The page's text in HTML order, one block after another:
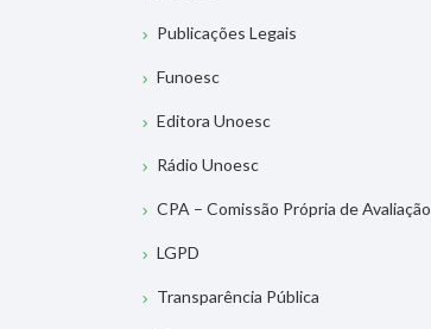
Publicações Legais
Funoesc
Editora Unoesc
Rádio Unoesc
CPA – Comissão Própria de Avaliação
LGPD
Transparência Pública